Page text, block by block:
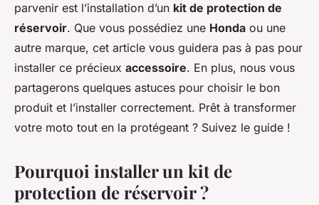
parvenir est l’installation d’un kit de protection de
réservoir. Que vous possédiez une Honda ou une
autre marque, cet article vous guidera pas à pas pour
installer ce précieux accessoire. En plus, nous vous
partagerons quelques astuces pour choisir le bon
produit et l’installer correctement. Prêt à transformer
votre moto tout en la protégeant ? Suivez le guide !
Pourquoi installer un kit de
protection de réservoir ?